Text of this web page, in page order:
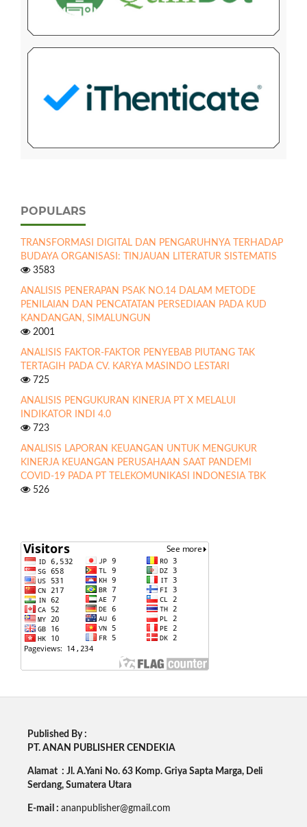
POPULARS
TRANSFORMASI DIGITAL DAN PENGARUHNYA TERHADAP
BUDAYA ORGANISASI: TINJAUAN LITERATUR SISTEMATIS
3583
ANALISIS PENERAPAN PSAK NO.14 DALAM METODE
PENILAIAN DAN PENCATATAN PERSEDIAAN PADA KUD
KANDANGAN, SIMALUNGUN
2001
ANALISIS FAKTOR-FAKTOR PENYEBAB PIUTANG TAK
TERTAGIH PADA CV. KARYA MASINDO LESTARI
725
ANALISIS PENGUKURAN KINERJA PT X MELALUI
INDIKATOR INDI 4.0
723
ANALISIS LAPORAN KEUANGAN UNTUK MENGUKUR
KINERJA KEUANGAN PERUSAHAAN SAAT PANDEMI
COVID-19 PADA PT TELEKOMUNIKASI INDONESIA TBK
526
Published By :
PT. ANAN PUBLISHER CENDEKIA
Alamat : Jl. A.Yani No. 63 Komp. Griya Sapta Marga, Deli
Serdang, Sumatera Utara
E-mail : ananpublisher@gmail.com